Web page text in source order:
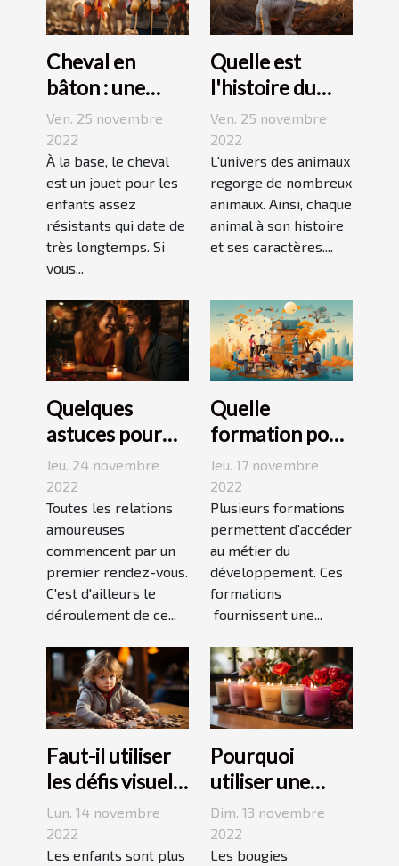
Cheval en
bâton : une
bonne
découverte
pour enfant
Ven. 25 novembre
2022
À la base, le cheval
est un jouet pour les
enfants assez
résistants qui date de
très longtemps. Si
vous...
Quelle est
l'histoire du
Jack Russell
terrier ?
Ven. 25 novembre
2022
L'univers des animaux
regorge de nombreux
animaux. Ainsi, chaque
animal à son histoire
et ses caractères....
Quelques
astuces pour
réussir son
premier
rendez-vous
Jeu. 24 novembre
2022
Toutes les relations
amoureuses
commencent par un
premier rendez-vous.
C'est d'ailleurs le
déroulement de ce...
Quelle
formation pour
travailler dans
le
développement
durable ?
Jeu. 17 novembre
2022
Plusieurs formations
permettent d'accéder
au métier du
développement. Ces
formations
fournissent une...
Faut-il utiliser
les défis visuels
pour enseigner
aux enfants ?
Lun. 14 novembre
2022
Les enfants sont plus
Pourquoi
utiliser une
bougie
parfumée?
Dim. 13 novembre
2022
Les bougies